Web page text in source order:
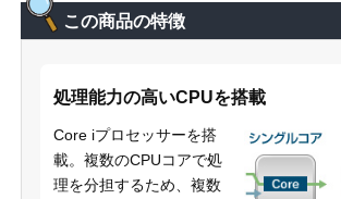
この商品の特徴
処理能力の高いCPUを搭載
Core iプロセッサーを搭
載。複数のCPUコアで処
理を分担するため、複数